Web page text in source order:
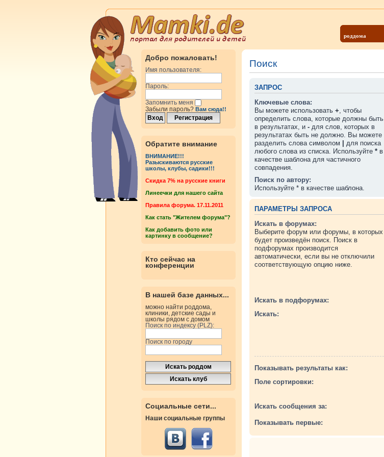
роддома
Добро пожаловать!
Имя пользователя:
Пароль:
Запомнить меня
Забыли пароль? Вам сюда!!
Обратите внимание
ВНИМАНИЕ!!!
Разыскиваются русские
школы, клубы, садики!!!
Cкидка 7% на русские книги
Линеечки для нашего сайта
Правила форума. 17.11.2011
Как стать "Жителем форума"?
Как добавить фото или
картинку в сообщение?
Кто сейчас на
конференции
В нашей базе данных...
можно найти роддома,
клиники, детские сады и
школы рядом с домом
Поиск по индексу (PLZ):
Поиск по городу
Социальные сети...
Наши социальные группы
Поиск
ЗАПРОС
Ключевые слова:
Вы можете использовать +, чтобы
определить слова, которые должны быть
в результатах, и - для слов, которых в
результатах быть не должно. Вы можете
разделить слова символом
для поиска
любого слова из списка. Используйте * в
качестве шаблона для частичного
совпадения.
Поиск по автору:
Используйте * в качестве шаблона.
ПАРАМЕТРЫ ЗАПРОСА
Искать в форумах:
Выберите форум или форумы, в которых
будет произведён поиск. Поиск в
подфорумах производится
автоматически, если вы не отключили
соответствующую опцию ниже.
Искать в подфорумах:
Искать:
Показывать результаты как:
Поле сортировки:
Искать сообщения за:
Показывать первые: